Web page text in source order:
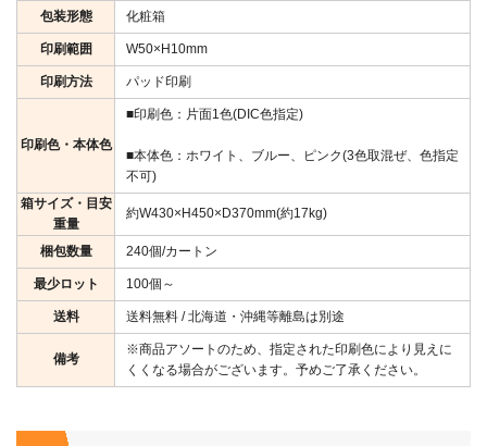
包装形態 化粧箱
印刷範囲 W50×H10mm
印刷方法 パッド印刷
印刷色・本体色
■印刷色：片面1色(DIC色指定)
■本体色：ホワイト、ブルー、ピンク(3色取混ぜ、色指定
不可)
箱サイズ・目安
重量
約W430×H450×D370mm(約17kg)
梱包数量 240個/カートン
最少ロット 100個～
送料 送料無料 / 北海道・沖縄等離島は別途
備考
※商品アソートのため、指定された印刷色により見えに
くくなる場合がございます。予めご了承ください。